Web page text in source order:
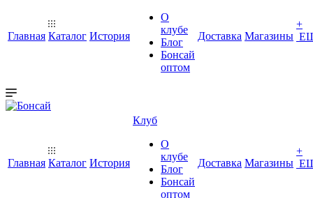
Главная Каталог История
О
клубе
Блог
Бонсай
оптом
Доставка Магазины
+
Главная Каталог История
Клуб
О
клубе
Блог
Бонсай
оптом
Доставка Магазины
+